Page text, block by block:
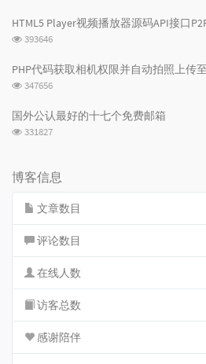
次
HTML5 Player视频播放器源码API接口
浏
次
数:
393646
PHP代码获取相机权限并自动拍照上传
浏
次
数:
347656
国外公认最好的十七个免费邮箱
浏
数:
331827
博客信息
文章数目
评论数目
在线人数
访客总数
感谢陪伴